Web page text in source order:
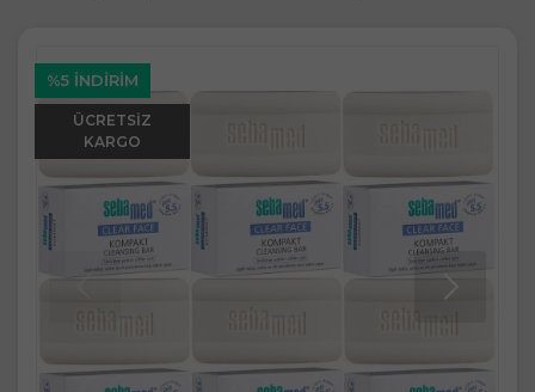
%5 İNDIRIM
ÜCRETSIZ
KARGO